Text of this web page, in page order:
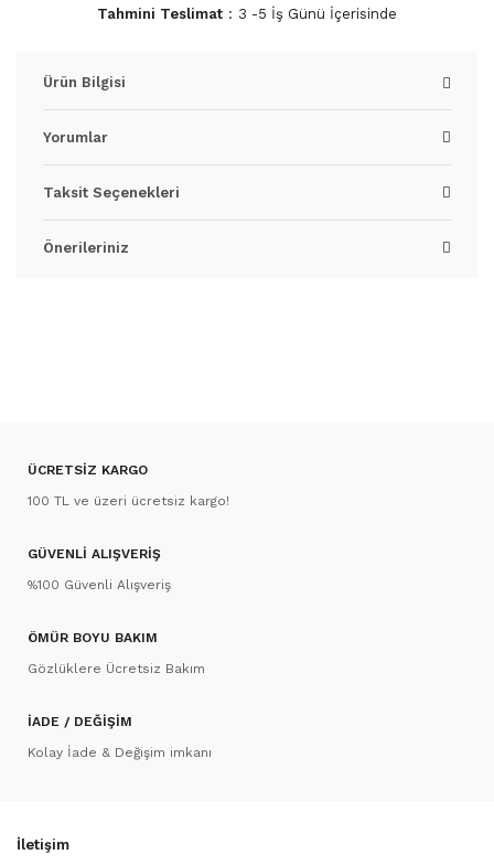
Tahmini Teslimat 3 -5 İş Günü İçerisinde
Ürün Bilgisi
Yorumlar
Taksit Seçenekleri
Önerileriniz
ÜCRETSİZ KARGO
100 TL ve üzeri ücretsiz kargo!
GÜVENLİ ALIŞVERİŞ
%100 Güvenli Alışveriş
ÖMÜR BOYU BAKIM
Gözlüklere Ücretsiz Bakım
İADE / DEĞİŞİM
Kolay İade & Değişim imkanı
İletişim